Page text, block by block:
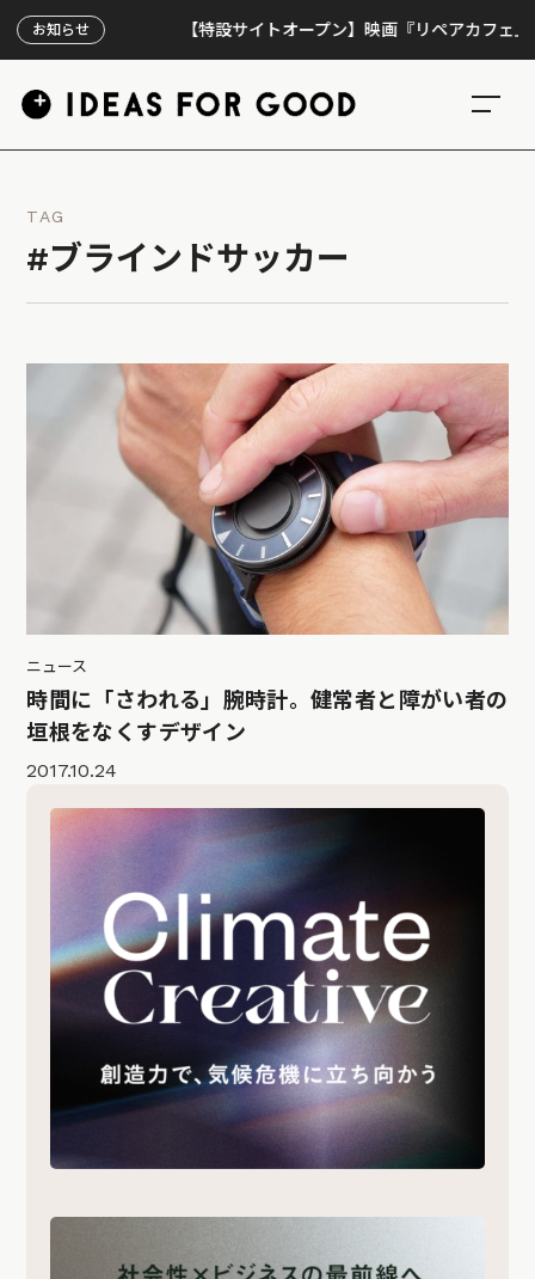
お知らせ 【特設サイトオープン】映画『リペアカフェ』、上
TAG
#ブラインドサッカー
ニュース
時間に「さわれる」腕時計。健常者と障がい者の
垣根をなくすデザイン
2017.10.24